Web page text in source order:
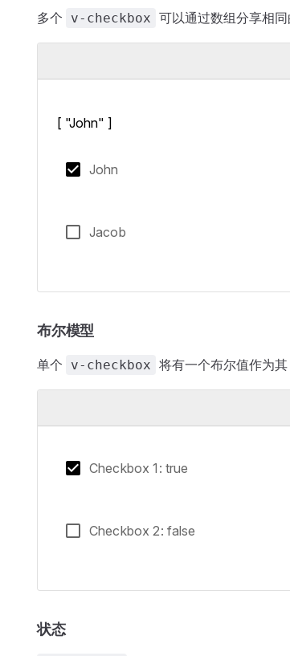
多个 v-checkbox 可以通过数组分享相同
[ "John" ]
John
Jacob
布尔模型
单个 v-checkbox 将有一个布尔值作为其
Checkbox 1: true
Checkbox 2: false
状态